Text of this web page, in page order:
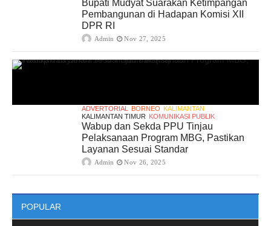
Bupati Mudyat Suarakan Ketimpangan
Pembangunan di Hadapan Komisi XII
DPR RI
Admin Nov 27, 2025
ADVERTORIAL BORNEO KALIMANTAN
KALIMANTAN TIMUR KOMUNIKASI PUBLIK
Wabup dan Sekda PPU Tinjau
Pelaksanaan Program MBG, Pastikan
Layanan Sesuai Standar
Admin Nov 26, 2025
POPULAR